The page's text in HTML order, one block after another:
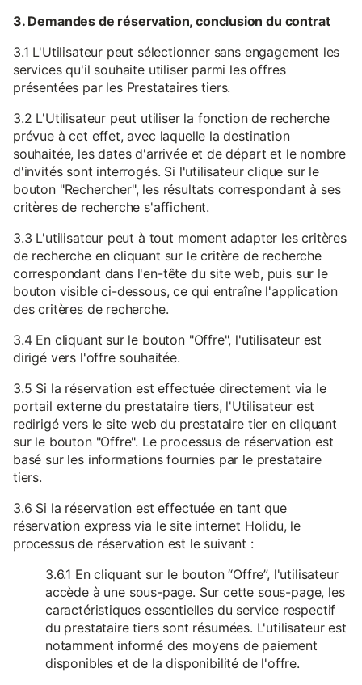
3. Demandes de réservation, conclusion du contrat
3.1 L'Utilisateur peut sélectionner sans engagement les
services qu'il souhaite utiliser parmi les offres
présentées par les Prestataires tiers.
3.2 L'Utilisateur peut utiliser la fonction de recherche
prévue à cet effet, avec laquelle la destination
souhaitée, les dates d'arrivée et de départ et le nombre
d'invités sont interrogés. Si l'utilisateur clique sur le
bouton "Rechercher", les résultats correspondant à ses
critères de recherche s'affichent.
3.3 L'utilisateur peut à tout moment adapter les critères
de recherche en cliquant sur le critère de recherche
correspondant dans l'en-tête du site web, puis sur le
bouton visible ci-dessous, ce qui entraîne l'application
des critères de recherche.
3.4 En cliquant sur le bouton "Offre", l'utilisateur est
dirigé vers l'offre souhaitée.
3.5 Si la réservation est effectuée directement via le
portail externe du prestataire tiers, l'Utilisateur est
redirigé vers le site web du prestataire tier en cliquant
sur le bouton "Offre". Le processus de réservation est
basé sur les informations fournies par le prestataire
tiers.
3.6 Si la réservation est effectuée en tant que
réservation express via le site internet Holidu, le
processus de réservation est le suivant :
3.6.1 En cliquant sur le bouton “Offre”, l'utilisateur
accède à une sous-page. Sur cette sous-page, les
caractéristiques essentielles du service respectif
du prestataire tiers sont résumées. L'utilisateur est
notamment informé des moyens de paiement
disponibles et de la disponibilité de l'offre.